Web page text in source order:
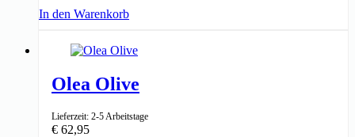
↑ 70-80cm
In den Warenkorb
Olea Olive
Lieferzeit: 2-5 Arbeitstage
€ 62,95